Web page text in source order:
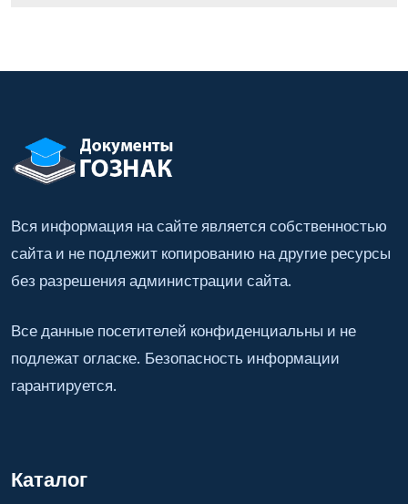
Вся информация на сайте является собственностью
сайта и не подлежит копированию на другие ресурсы
без разрешения администрации сайта.
Все данные посетителей конфиденциальны и не
подлежат огласке. Безопасность информации
гарантируется.
Каталог